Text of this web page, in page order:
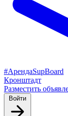
#АрендаSupBoard
Кронштадт
Разместить
Войти